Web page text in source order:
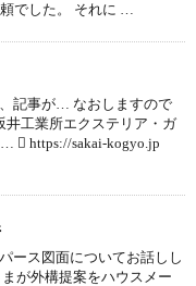
でした。 それに …
記事が… なおしますので
井工業所エクステリア・ガ
 https://sakai-kogyo.jp
ース図面についてお話しし
が外構提案をハウスメー